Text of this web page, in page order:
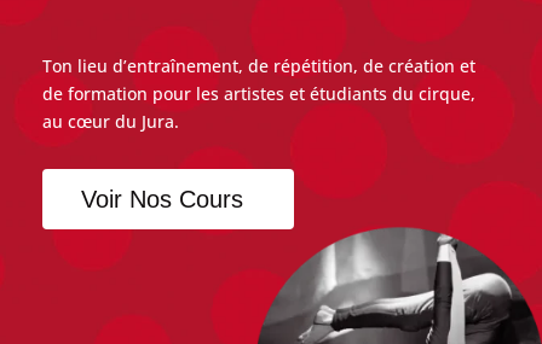
Ton lieu d’entraînement, de répétition, de création et
de formation pour les artistes et étudiants du cirque,
au cœur du Jura.
Voir Nos Cours